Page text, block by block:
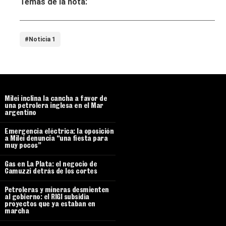
#Noticia 1
Milei inclina la cancha a favor de
una petrolera inglesa en el Mar
argentino
Emergencia eléctrica: la oposición
a Milei denuncia “una fiesta para
muy pocos”
Gas en La Plata: el negocio de
Camuzzi detrás de los cortes
Petroleras y mineras desmienten
al gobierno: el RIGI subsidia
proyectos que ya estaban en
marcha